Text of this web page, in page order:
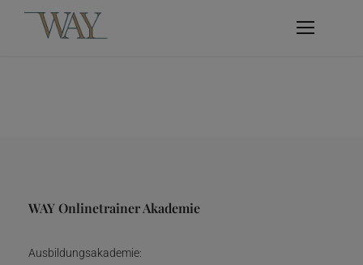
WAY Onlinetrainer Akademie
Ausbildungsakademie: